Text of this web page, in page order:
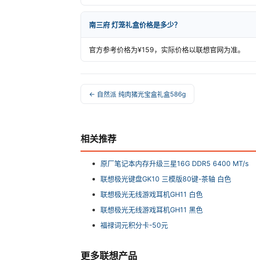
南三府 灯笼礼盒价格是多少？
官方参考价格为¥159，实际价格以联想官网为准。
← 自然派 纯肉猪光宝盒礼盒586g
相关推荐
原厂笔记本内存升级三星16G DDR5 6400 MT/s
联想极光键盘GK10 三模版80键-茶轴 白色
联想极光无线游戏耳机GH11 白色
联想极光无线游戏耳机GH11 黑色
福禄词元积分卡-50元
更多联想产品